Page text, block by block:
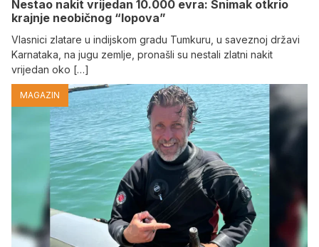
Nestao nakit vrijedan 10.000 evra: Snimak otkrio
krajnje neobičnog “lopova”
Vlasnici zlatare u indijskom gradu Tumkuru, u saveznoj državi
Karnataka, na jugu zemlje, pronašli su nestali zlatni nakit
vrijedan oko […]
MAGAZIN